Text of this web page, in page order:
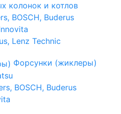
колонок и котлов
BOSCH, Buderus
Lenz Technic
Форсунки (жиклеры)
BOSCH, Buderus